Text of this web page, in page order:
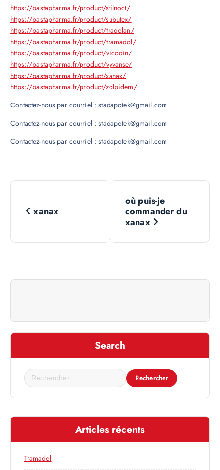
https://bastapharma.fr/product/stilnoct/
https://bastapharma.fr/product/subutex/
https://bastapharma.fr/product/tradolan/
https://bastapharma.fr/product/tramadol/
https://bastapharma.fr/product/vicodin/
https://bastapharma.fr/product/vyvanse/
https://bastapharma.fr/product/xanax/
https://bastapharma.fr/product/zolpidem/
Contactez-nous par courriel : stadapotek@gmail.com
Contactez-nous par courriel : stadapotek@gmail.com
Contactez-nous par courriel : stadapotek@gmail.com
N
v
g
a
t
i
n
xanax
où puis-je
commander du
xanax
Search
R
e
c
e
c
e
Articles récents
Tramadol